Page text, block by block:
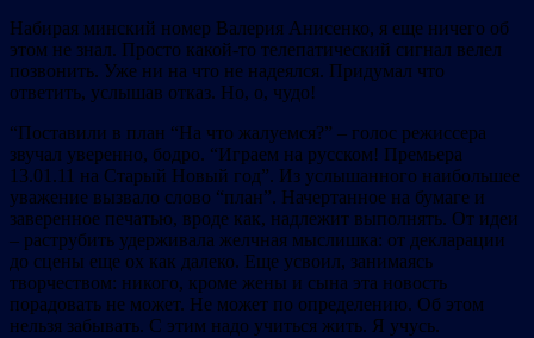
Набирая минский номер Валерия Анисенко, я еще ничего об
этом не знал. Просто какой-то телепатический сигнал велел
позвонить. Уже ни на что не надеялся. Придумал что
ответить, услышав отказ. Но, о, чудо!
“Поставили в план “На что жалуемся?” – голос режиссера
звучал уверенно, бодро. “Играем на русском! Премьера
13.01.11 на Старый Новый год”. Из услышанного наибольшее
уважение вызвало слово “план”. Начертанное на бумаге и
заверенное печатью, вроде как, надлежит выполнять. От идеи
– раструбить удерживала желчная мыслишка: от декларации
до сцены еще ох как далеко. Еще усвоил, занимаясь
творчеством: никого, кроме жены и сына эта новость
порадовать не может. Не может по определению. Об этом
нельзя забывать. С этим надо учиться жить. Я учусь.